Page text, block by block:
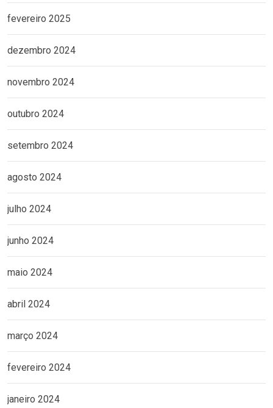
fevereiro 2025
dezembro 2024
novembro 2024
outubro 2024
setembro 2024
agosto 2024
julho 2024
junho 2024
maio 2024
abril 2024
março 2024
fevereiro 2024
janeiro 2024